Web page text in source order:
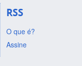
RSS
O que é?
Assine